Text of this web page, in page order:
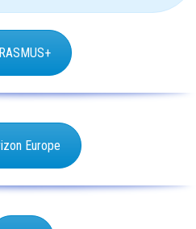
Europe